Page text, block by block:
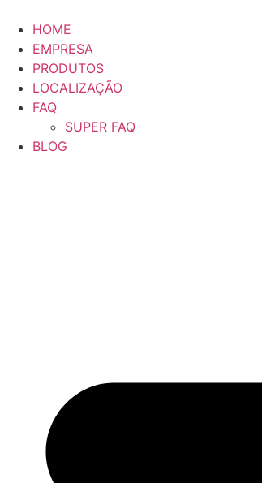
HOME
EMPRESA
PRODUTOS
LOCALIZAÇÃO
FAQ
SUPER FAQ
BLOG